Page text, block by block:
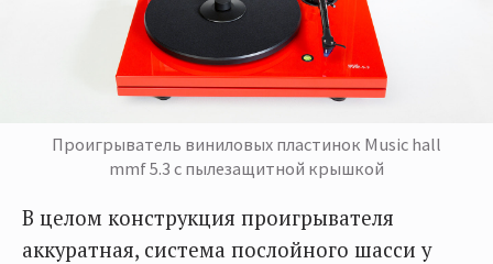
Проигрыватель виниловых пластинок Music hall
mmf 5.3 с пылезащитной крышкой
В целом конструкция проигрывателя
аккуратная, система послойного шасси у